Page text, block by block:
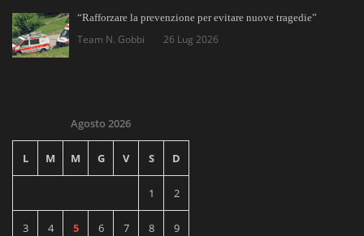
“Rafforzare la prevenzione per evitare nuove tragedie”
Team N. Gobbi 26 Lug 2026
Agosto 2026
L M M G V S D
1 2
3 4 5 6 7 8 9